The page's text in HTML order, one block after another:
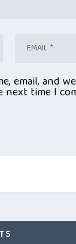
email, and
time I